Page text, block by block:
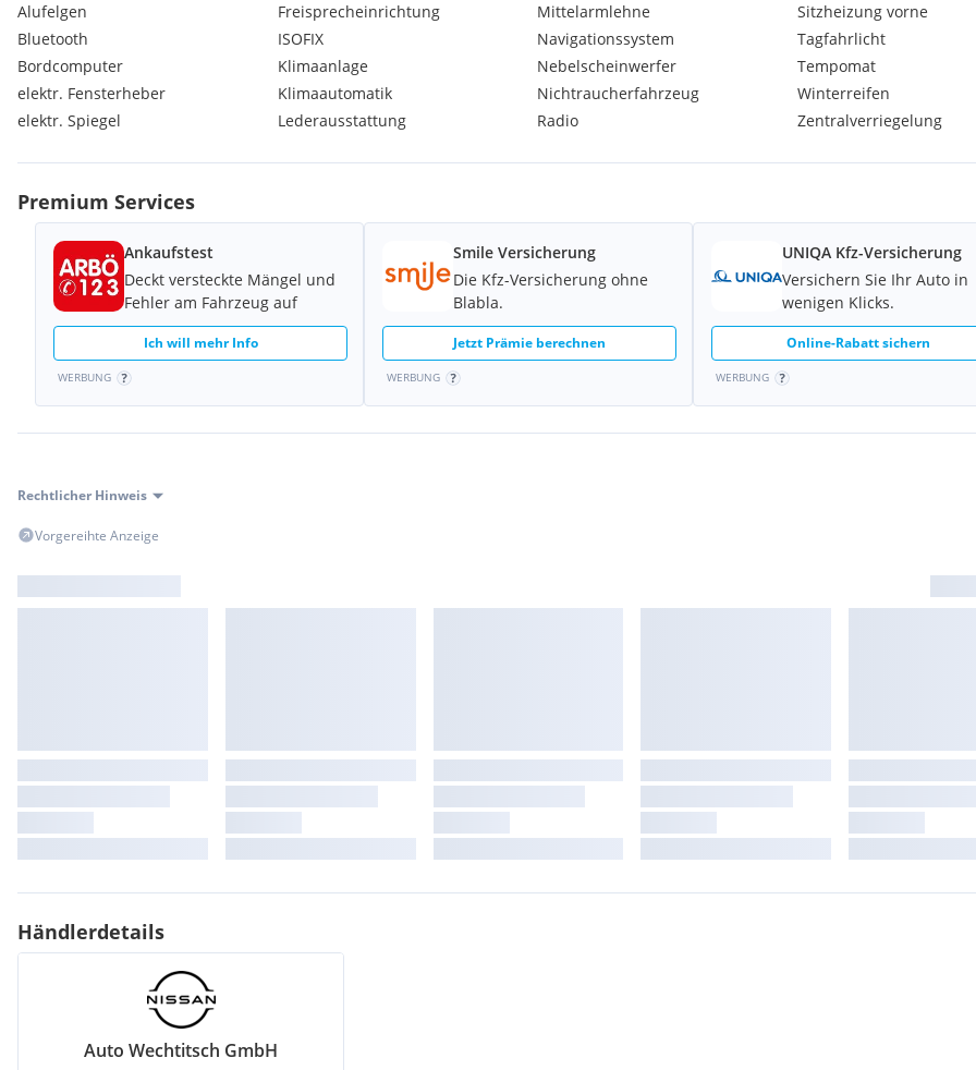
Alufelgen
Bluetooth
Bordcomputer
elektr. Fensterheber
elektr. Spiegel
Freisprecheinrichtung
ISOFIX
Klimaanlage
Klimaautomatik
Lederausstattung
Mittelarmlehne
Navigationssystem
Nebelscheinwerfer
Nichtraucherfahrzeug
Radio
Sitzheizung vorne
Tagfahrlicht
Tempomat
Winterreifen
Zentralverriegelung
Premium Services
Ankaufstest
Deckt versteckte Mängel und
Fehler am Fahrzeug auf
Ich will mehr Info
WERBUNG
Smile Versicherung
Die Kfz-Versicherung ohne
Blabla.
Jetzt Prämie berechnen
WERBUNG
UNIQA Kfz-Versicherung
Versichern Sie Ihr Auto in
wenigen Klicks.
Online-Rabatt sichern
WERBUNG
Rechtlicher Hinweis
Vorgereihte Anzeige
Händlerdetails
Auto Wechtitsch GmbH